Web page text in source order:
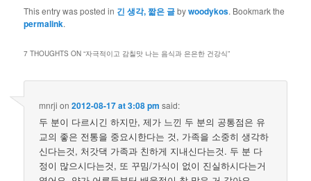
This entry was posted in 긴 생각, 짧은 글bywoodykos. Bookmark the
permalink.
7 THOUGHTS ON “자극적이고 감칠맛 나는 음식과 은은한 건강식”
mnrji on2012-08-17 at 3:08 pm said:
두 분이 다르시긴 하지만, 제가 느낀 두 분의 공통점은 유
교의 좋은 전통을 중요시한다는 것, 가족을 소중히 생각하
신다는것, 처갓댁 가족과 친하게 지내신다는것. 두 분 다
정이 많으시다는것, 또 꾸밈/가식이 없이 진실하시다는거